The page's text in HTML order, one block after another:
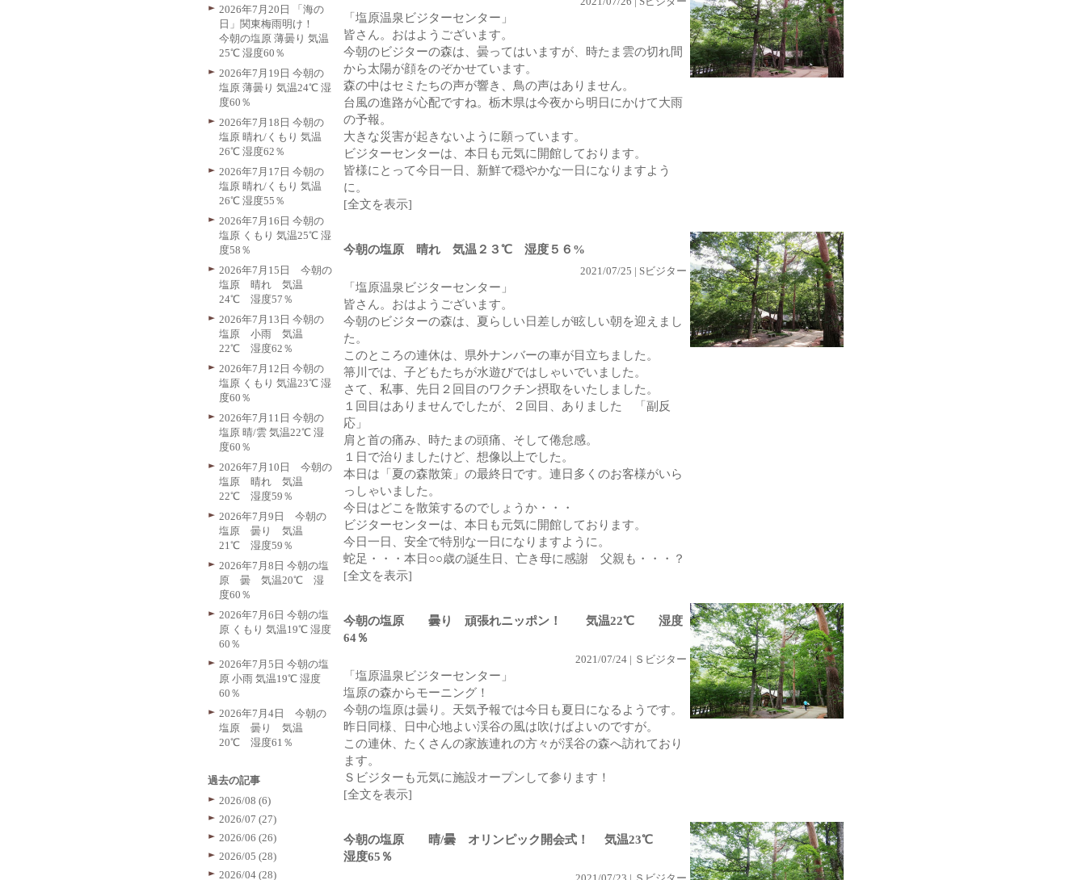
「塩原温泉ビジターセンター」
皆さん。おはようございます。
今朝のビジターの森は、曇ってはいますが、時たま雲の切れ間
から太陽が顔をのぞかせています。
森の中はセミたちの声が響き、鳥の声はありません。
台風の進路が心配ですね。栃木県は今夜から明日にかけて大雨
の予報。
大きな災害が起きないように願っています。
ビジターセンターは、本日も元気に開館しております。
皆様にとって今日一日、新鮮で穏やかな一日になりますよう
に。
[全文を表示]
今朝の塩原 晴れ 気温２３℃ 湿度５６%
2021/07/25 | Sビジター
「塩原温泉ビジターセンター」
皆さん。おはようございます。
今朝のビジターの森は、夏らしい日差しが眩しい朝を迎えまし
た。
このところの連休は、県外ナンバーの車が目立ちました。
箒川では、子どもたちが水遊びではしゃいでいました。
さて、私事、先日２回目のワクチン摂取をいたしました。
１回目はありませんでしたが、２回目、ありました 「副反
応」
肩と首の痛み、時たまの頭痛、そして倦怠感。
１日で治りましたけど、想像以上でした。
本日は「夏の森散策」の最終日です。連日多くのお客様がいら
っしゃいました。
今日はどこを散策するのでしょうか・・・
ビジターセンターは、本日も元気に開館しております。
今日一日、安全で特別な一日になりますように。
蛇足・・・本日○○歳の誕生日、亡き母に感謝 父親も・・・？
[全文を表示]
今朝の塩原 曇り 頑張れニッポン！ 気温22℃ 湿度
64％
2021/07/24 | Ｓビジター
「塩原温泉ビジターセンター」
塩原の森からモーニング！
今朝の塩原は曇り。天気予報では今日も夏日になるようです。
昨日同様、日中心地よい渓谷の風は吹けばよいのですが。
この連休、たくさんの家族連れの方々が渓谷の森へ訪れており
ます。
Ｓビジターも元気に施設オープンして参ります！
[全文を表示]
今朝の塩原 晴/曇 オリンピック開会式！ 気温23℃
湿度65％
2026年7月20日 「海の
日」関東梅雨明け！
今朝の塩原 薄曇り 気温
25℃ 湿度60％
2026年7月19日 今朝の
塩原 薄曇り 気温24℃ 湿
度60％
2026年7月18日 今朝の
塩原 晴れ/くもり 気温
26℃ 湿度62％
2026年7月17日 今朝の
塩原 晴れ/くもり 気温
26℃ 湿度55％
2026年7月16日 今朝の
塩原 くもり 気温25℃ 湿
度58％
2026年7月15日 今朝の
塩原 晴れ 気温
24℃ 湿度57％
2026年7月13日 今朝の
塩原 小雨 気温
22℃ 湿度62％
2026年7月12日 今朝の
塩原 くもり 気温23℃ 湿
度60％
2026年7月11日 今朝の
塩原 晴/雲 気温22℃ 湿
度60％
2026年7月10日 今朝の
塩原 晴れ 気温
22℃ 湿度59％
2026年7月9日 今朝の
塩原 曇り 気温
21℃ 湿度59％
2026年7月8日 今朝の塩
原 曇 気温20℃ 湿
度60％
2026年7月6日 今朝の塩
原 くもり 気温19℃ 湿度
60％
2026年7月5日 今朝の塩
原 小雨 気温19℃ 湿度
60％
2026年7月4日 今朝の
塩原 曇り 気温
20℃ 湿度61％
過去の記事
2026/08 (6)
2026/07 (27)
2026/06 (26)
2026/05 (28)
2026/04 (28)